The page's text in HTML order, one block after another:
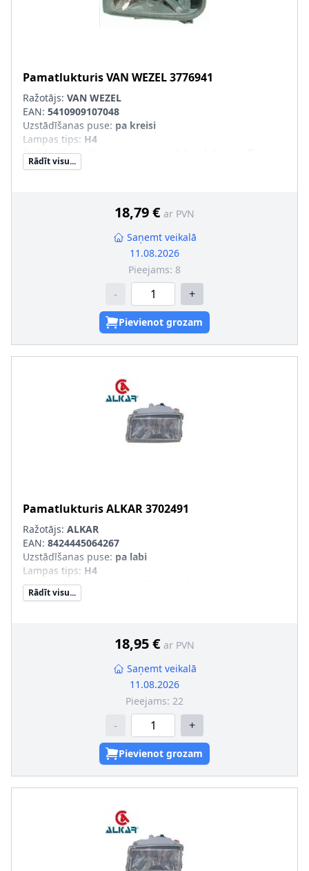
PamatlukturisVAN WEZEL3776941
Ražotājs: VAN WEZEL
EAN: 5410909107048
Uzstādīšanas puse: pa kreisi
Lampas tips: H4
Tr. līdzekļa aprīkojums
leņķa regulēšanas
pāra artikulu numuri:3776942
Rādīt visu...
18,79 € ar PVN
Saņemt veikalā
11.08.2026
Pieejams: 8
- +
Pievienot grozam
PamatlukturisALKAR3702491
Ražotājs: ALKAR
EAN: 8424445064267
Uzstādīšanas puse: pa labi
Lampas tips: H4
Kreisās-/Labās puses kustībai paredzēts automobilis
Kreisāspuses stūres vadībai
Rādīt visu...
18,95 € ar PVN
Saņemt veikalā
11.08.2026
Pieejams: 22
- +
Pievienot grozam